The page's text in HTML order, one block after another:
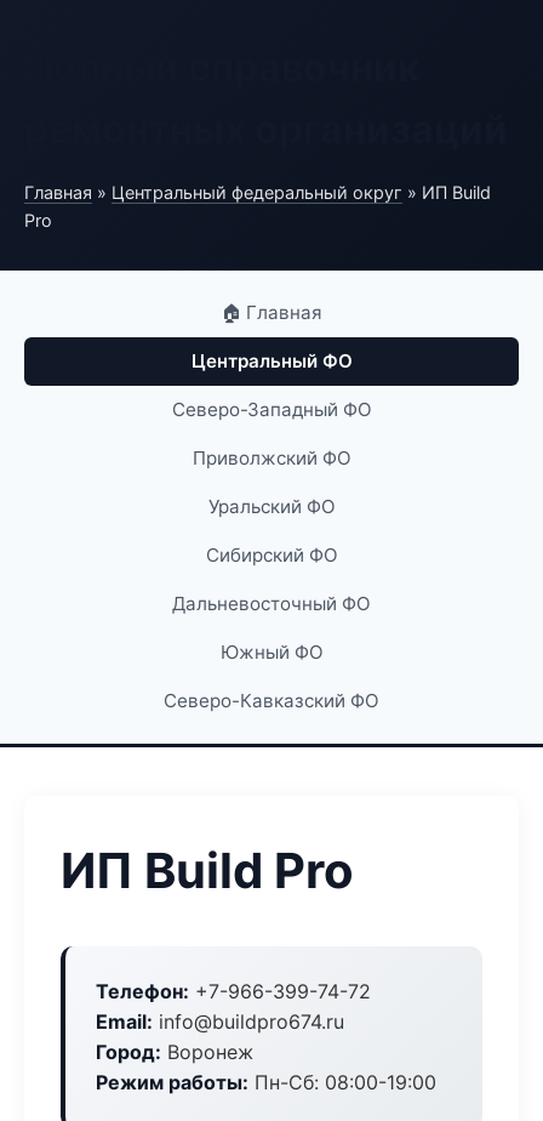
Главная » Центральный федеральный округ » ИП Build
Pro
🏠 Главная
Центральный ФО
Северо-Западный ФО
Приволжский ФО
Уральский ФО
Сибирский ФО
Дальневосточный ФО
Южный ФО
Северо-Кавказский ФО
ИП Build Pro
Телефон: +7-966-399-74-72
Email: info@buildpro674.ru
Город: Воронеж
Режим работы: Пн-Сб: 08:00-19:00